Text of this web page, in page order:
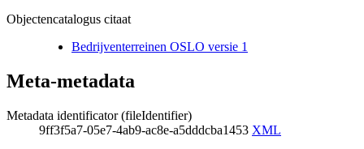
Objectencatalogus citaat
Bedrijventerreinen OSLO versie 1
Meta-metadata
Metadata identificator (fileIdentifier)
9ff3f5a7-05e7-4ab9-ac8e-a5dddcba1453 XML